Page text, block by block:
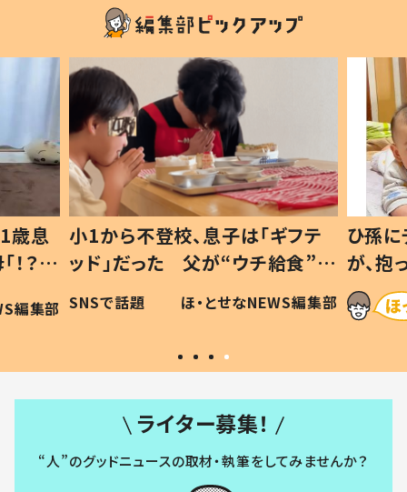
歳息
？」
編集部
小1から不登校、息子は「ギフテ
ッド」だった 父が“ウチ給食”を
作り続ける理由とは #令和の親
#令和の子
SNSで話題 ほ・とせなNEWS編集部
ひ孫
が、
「涙が
い」
ライター募集！
“人”のグッドニュースの取材・執筆をしてみませんか？